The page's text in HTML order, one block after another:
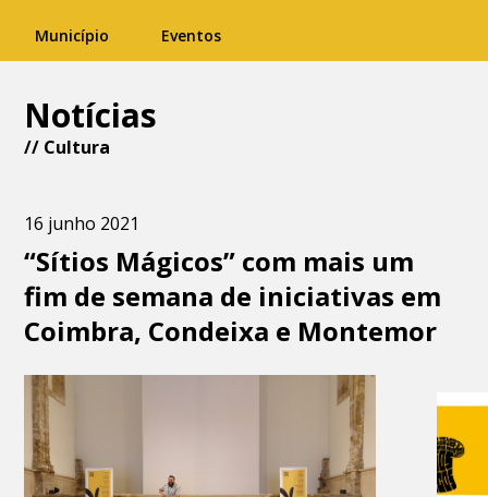
Município Eventos
Notícias
// Cultura
16 junho 2021
“Sítios Mágicos” com mais um
fim de semana de iniciativas em
Coimbra, Condeixa e Montemor